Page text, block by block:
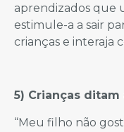
aprendizados que
estimule-a a sair
crianças e interaja
5) Crianças ditam
“Meu filho não